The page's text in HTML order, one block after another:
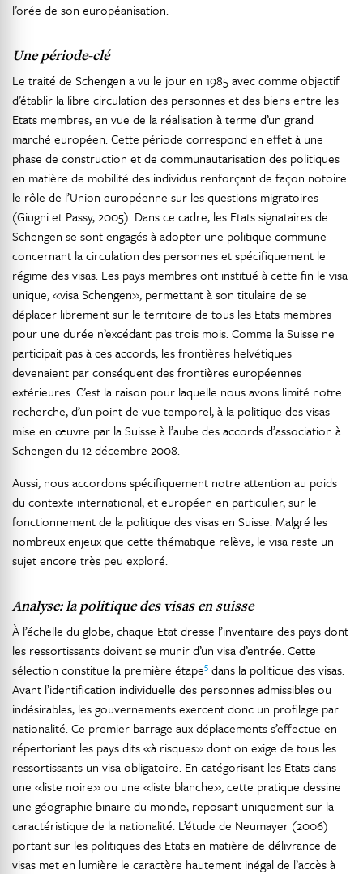
l’orée de son européanisation.
Une période-clé
Le traité de Schengen a vu le jour en 1985 avec comme objectif
d’établir la libre circulation des personnes et des biens entre les
Etats membres, en vue de la réalisation à terme d’un grand
marché européen. Cette période correspond en effet à une
phase de construction et de communautarisation des politiques
en matière de mobilité des individus renforçant de façon notoire
le rôle de l’Union européenne sur les questions migratoires
(Giugni et Passy, 2005). Dans ce cadre, les Etats signataires de
Schengen se sont engagés à adopter une politique commune
concernant la circulation des personnes et spécifiquement le
régime des visas. Les pays membres ont institué à cette fin le visa
unique, «visa Schengen», permettant à son titulaire de se
déplacer librement sur le territoire de tous les Etats membres
pour une durée n’excédant pas trois mois. Comme la Suisse ne
participait pas à ces accords, les frontières helvétiques
devenaient par conséquent des frontières européennes
extérieures. C’est la raison pour laquelle nous avons limité notre
recherche, d’un point de vue temporel, à la politique des visas
mise en œuvre par la Suisse à l’aube des accords d’association à
Schengen du 12 décembre 2008.
Aussi, nous accordons spécifiquement notre attention au poids
du contexte international, et européen en particulier, sur le
fonctionnement de la politique des visas en Suisse. Malgré les
nombreux enjeux que cette thématique relève, le visa reste un
sujet encore très peu exploré.
Analyse: la politique des visas en suisse
À l’échelle du globe, chaque Etat dresse l’inventaire des pays dont
les ressortissants doivent se munir d’un visa d’entrée. Cette
sélection constitue la première étape5 dans la politique des visas.
Avant l’identification individuelle des personnes admissibles ou
indésirables, les gouvernements exercent donc un profilage par
nationalité. Ce premier barrage aux déplacements s’effectue en
répertoriant les pays dits «à risques» dont on exige de tous les
ressortissants un visa obligatoire. En catégorisant les Etats dans
une «liste noire» ou une «liste blanche», cette pratique dessine
une géographie binaire du monde, reposant uniquement sur la
caractéristique de la nationalité. L’étude de Neumayer (2006)
portant sur les politiques des Etats en matière de délivrance de
visas met en lumière le caractère hautement inégal de l’accès à